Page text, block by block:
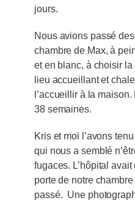
jours.
Nous avions passé
chambre de Max, à
et en blanc, à choisir
lieu accueillant et
l’accueillir à la
38 semaines.
Kris et moi l’avons
qui nous a semblé
fugaces. L’hôpital
porte de notre
passé. Une